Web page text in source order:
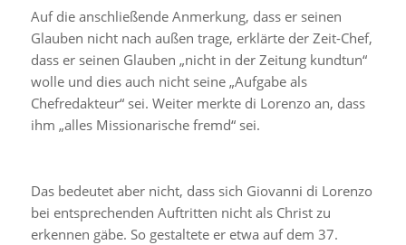
Auf die anschließende Anmerkung, dass er seinen
Glauben nicht nach außen trage, erklärte der Zeit-Chef,
dass er seinen Glauben „nicht in der Zeitung kundtun“
wolle und dies auch nicht seine „Aufgabe als
Chefredakteur“ sei. Weiter merkte di Lorenzo an, dass
ihm „alles Missionarische fremd“ sei.
Das bedeutet aber nicht, dass sich Giovanni di Lorenzo
bei entsprechenden Auftritten nicht als Christ zu
erkennen gäbe. So gestaltete er etwa auf dem 37.